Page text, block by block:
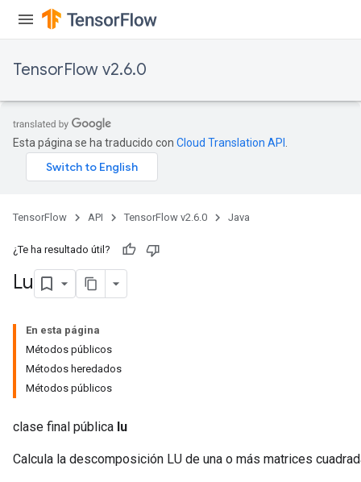
TensorFlow v2.6.0
Esta página se ha traducido con Cloud Translation API
TensorFlow API TensorFlow v2.6.0 Java
¿Te ha resultado útil?
Lu
En esta página
Métodos públicos
Métodos heredados
Métodos públicos
clase final pública lu
Calcula la descomposición LU de una o más matrices